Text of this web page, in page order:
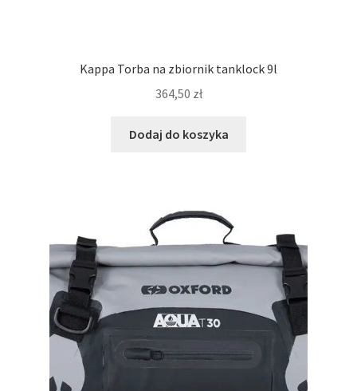
Kappa Torba na zbiornik tanklock 9l
364,50 zł
Dodaj do koszyka